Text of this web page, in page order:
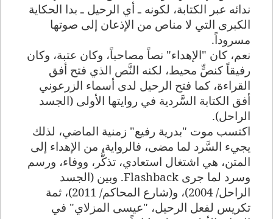
ندائه عبر الكتابة، لكونه ـ أي الرحيل ـ بدا الحكاية
الكبرى التي لا مناص من الإذعان إلى صوتها
مسروداً.
نعم، كان "الإهداء" نصاً مصاحباً، وكان عتبة، وكان
رفيقاً كنصٍّ محيط، لكنه النَّص الذي فتح أفق
القراءة، كما فتح الرحيل لدى أسماء الزرعوني
أفق الكتابة السَّردية في روايتها الأولى (الجسد
الراحل).
اكتسب موت "بدرية رفيع" زمنية الماضي، لذلك
يجيء السَّرد لما مضى، فالرواية، من الإهداء إلى
المتن، هي اشتغال استعادي، تذكُّر، ووفاء، ورسم
وسرد لما جرى Flashback. وبين (الجسد
الراحل/ 2004)، و(شارع المحاكم/ 2011)، ثمة
تكريس لفعل الرحيل، "عيسى المزلاي" في